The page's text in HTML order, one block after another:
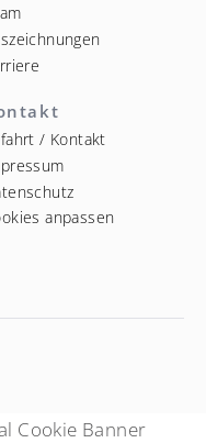
/ Kontakt
anpassen
Cookie Banner